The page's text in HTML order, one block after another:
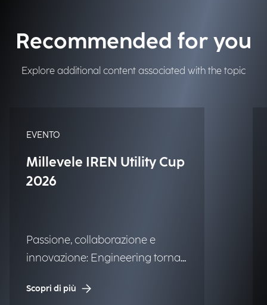
Recommended for you
Explore additional content associated with the topic
EVENTO
Millevele IREN Utility Cup
2026
Passione, collaborazione e
innovazione: Engineering torna
Scopri di più